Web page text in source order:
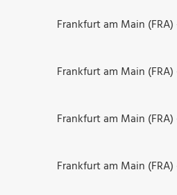
Frankfurt am Main
Frankfurt am Main
Frankfurt am Main
Frankfurt am Main